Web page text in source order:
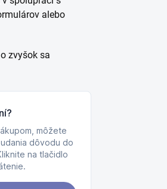
alebo
zvyšok sa